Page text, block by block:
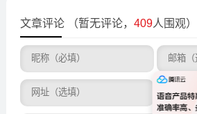
文章评论 （暂无评论， 409人围观）